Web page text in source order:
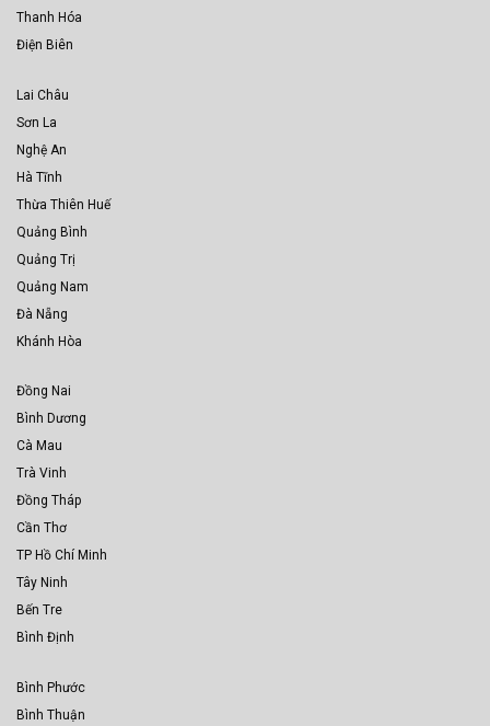
Thanh Hóa
Điện Biên
Lai Châu
Sơn La
Nghệ An
Hà Tĩnh
Thừa Thiên Huế
Quảng Bình
Quảng Trị
Quảng Nam
Đà Nẵng
Khánh Hòa
Đồng Nai
Bình Dương
Cà Mau
Trà Vinh
Đồng Tháp
Cần Thơ
TP Hồ Chí Minh
Tây Ninh
Bến Tre
Bình Định
Bình Phước
Bình Thuận